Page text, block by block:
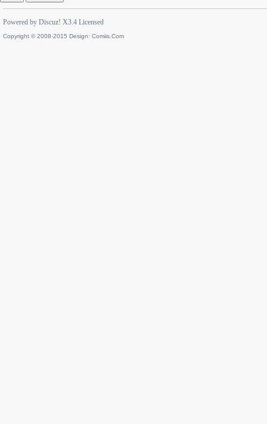
Powered by Discuz! X3.4 Licensed
Copyright © 2008-2015 Design: Comiis.Com